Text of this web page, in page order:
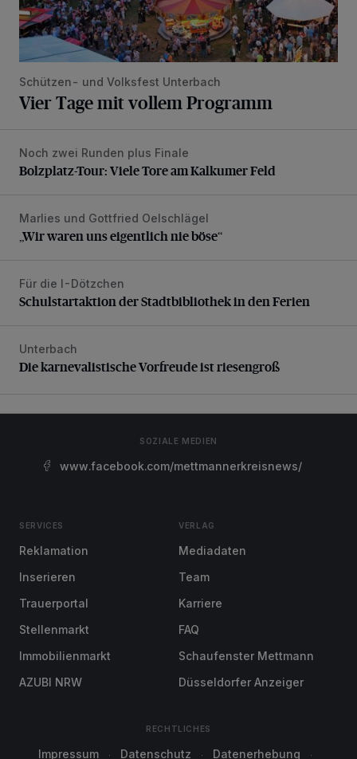
Schützen- und Volksfest Unterbach
Vier Tage mit vollem Programm
Bolzplatz-Tour: Viele Tore am Kalkumer Feld
Noch zwei Runden plus Finale
Bolzplatz-Tour: Viele Tore am Kalkumer Feld
„Wir waren uns eigentlich nie böse“
Marlies und Gottfried Oelschlägel
„Wir waren uns eigentlich nie böse“
Schulstartaktion der Stadtbibliothek in den Ferien
Für die I-Dötzchen
Schulstartaktion der Stadtbibliothek in den Ferien
Die karnevalistische Vorfreude ist riesengroß
Unterbach
Die karnevalistische Vorfreude ist riesengroß
SOZIALE MEDIEN
www.facebook.com/mettmannerkreisnews/
SERVICES
Reklamation
Inserieren
Trauerportal
Stellenmarkt
Immobilienmarkt
AZUBI NRW
VERLAG
Mediadaten
Team
Karriere
FAQ
Schaufenster Mettmann
Düsseldorfer Anzeiger
RECHTLICHES
Impressum Datenschutz Datenerhebung